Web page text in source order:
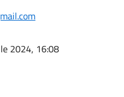
2024, 16:08